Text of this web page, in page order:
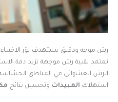
رش موجه ودقيق يستهدف بؤر الاختباء
الرش العشوائي في المناطق
استهلاك المبيدات وتحسين نتائج